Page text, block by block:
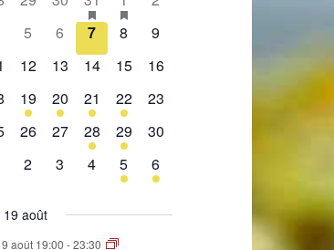
évènement,évènement,
évènement,évènements,
0
évènement,
5
0
évènement,
6
0
évènement,
7
0
8
0
9
0
12
0
13
0
14
0
15
0
16
1
évènement,
19
2
évènements,
20
1
évènement,
21
2
évènements,
22
0
23
0
évènement,
26
0
évènement,
27
1
évènement,
28
1
évènement,
29
0
30
0
2
0
évènement,
3
0
évènement,
4
1
évènement,
5
1
évènement,
6
août
août 19:00 -23:30